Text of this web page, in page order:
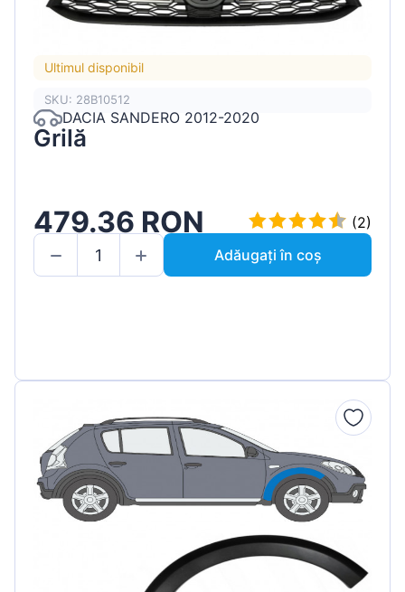
Ultimul disponibil
SKU: 28B10512
DACIA SANDERO 2012-2020
Grilă
479.36 RON
(2)
Adăugați în coș